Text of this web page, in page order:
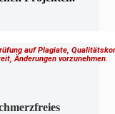
auf Plagiate,
Änderungen vorzunehmen.